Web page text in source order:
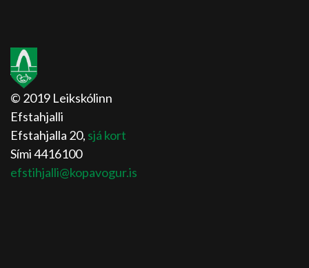
© 2019 Leikskólinn
Efstahjalli
Efstahjalla 20, sjá kort
Sími 4416100
efstihjalli@kopavogur.is